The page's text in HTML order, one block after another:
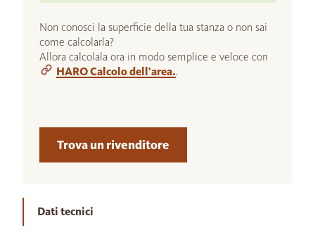
Non conosci la superficie della tua stanza o non sai
come calcolarla?
Allora calcolala ora in modo semplice e veloce con
HARO Calcolo dell'area..
Trova un rivenditore
Dati tecnici